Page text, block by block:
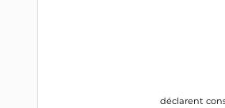
déclarent